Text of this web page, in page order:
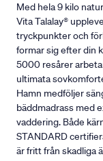
Med hela 9 kilo
Vita Talalay®
tryckpunkter och
formar sig efter din
5000 resårer
ultimata
Hamn medföljer
bäddmadrass med
vaddering. Både
STANDARD
är fritt från skadliga